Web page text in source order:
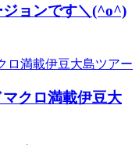
ョンです＼(^o^)
クロ満載伊豆大